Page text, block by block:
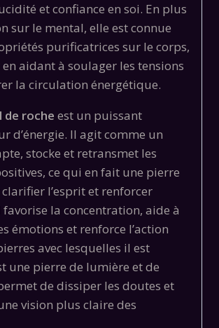
et confiance en soi. En plus
sur le mental, elle est connue
purificatrices sur le corps,
aidant à soulager les tensions
la circulation énergétique.
de roche est un puissant
d’énergie. Il agit comme un
stocke et retransmet les
ce qui en fait une pierre
l’esprit et renforcer
la concentration, aide à
émotions et renforce l’action
avec lesquelles il est
une pierre de lumière et de
de dissiper les doutes et
vision plus claire des